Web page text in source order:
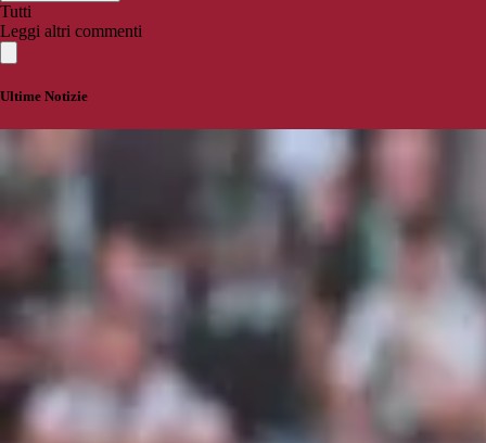
Tutti
Leggi altri commenti
Ultime Notizie